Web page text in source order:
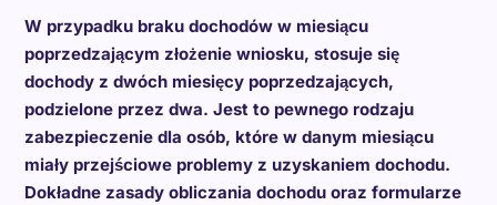
W przypadku braku dochodów w miesiącu
poprzedzającym złożenie wniosku, stosuje się
dochody z dwóch miesięcy poprzedzających,
podzielone przez dwa. Jest to pewnego rodzaju
zabezpieczenie dla osób, które w danym miesiącu
miały przejściowe problemy z uzyskaniem dochodu.
Dokładne zasady obliczania dochodu oraz formularze